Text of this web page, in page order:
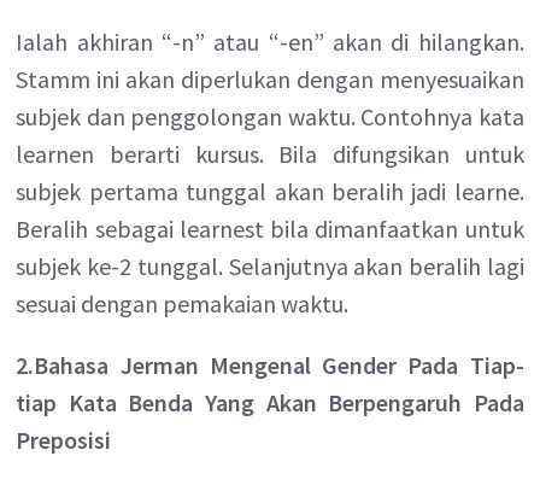
Ialah akhiran “-n” atau “-en” akan di hilangkan.
Stamm ini akan diperlukan dengan menyesuaikan
subjek dan penggolongan waktu. Contohnya kata
learnen berarti kursus. Bila difungsikan untuk
subjek pertama tunggal akan beralih jadi learne.
Beralih sebagai learnest bila dimanfaatkan untuk
subjek ke-2 tunggal. Selanjutnya akan beralih lagi
sesuai dengan pemakaian waktu.
2.Bahasa Jerman Mengenal Gender Pada Tiap-
tiap Kata Benda Yang Akan Berpengaruh Pada
Preposisi